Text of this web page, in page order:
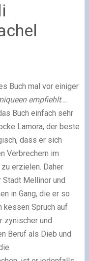
Buch mal vor einiger
empfiehlt...
Buch einfach sehr
Lamora, der beste
dass er sich
Verbrechern im
erzielen. Daher
Mellinor und
in Gang, die er so
kessen Spruch auf
zynischer und
Beruf als Dieb und